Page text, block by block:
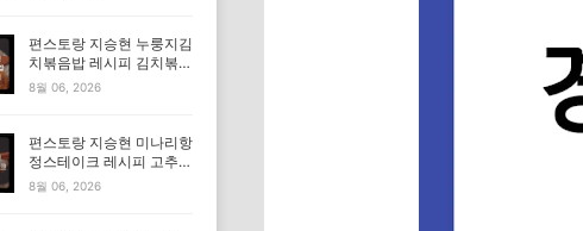
편스토랑 지승현 누룽지김
치볶음밥 레시피 김치볶음
밥 만드는법
8월 06, 2026
편스토랑 지승현 미나리항
정스테이크 레시피 고추장
마요소스 만드는법
8월 06, 2026